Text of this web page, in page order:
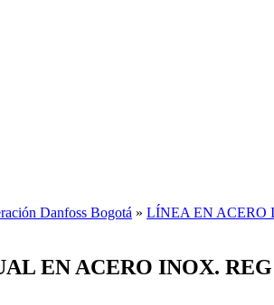
Danfoss Bogotá » LÍNEA EN ACERO
EN ACERO INOX. REG